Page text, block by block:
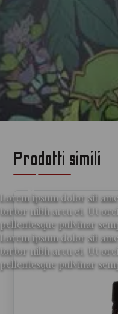
per gli amanti
Lorem ipsum dolor sit
tortor nibh arcu et. Ut
pellentesque pulvinar
Lorem ipsum dolor sit
tortor nibh arcu et. Ut
pellentesque pulvinar
Prodotti simili